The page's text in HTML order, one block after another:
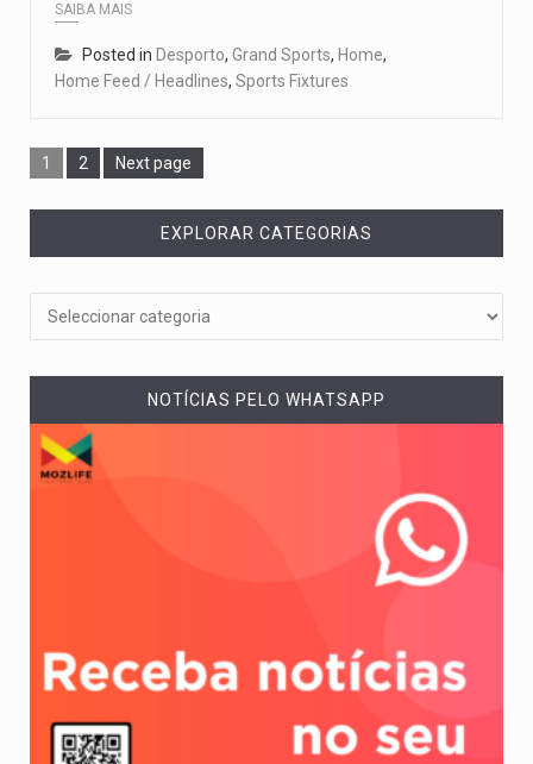
SAIBA MAIS
Posted in Desporto, Grand Sports, Home,
Home Feed / Headlines, Sports Fixtures
1 2 Next page
EXPLORAR CATEGORIAS
NOTÍCIAS PELO WHATSAPP